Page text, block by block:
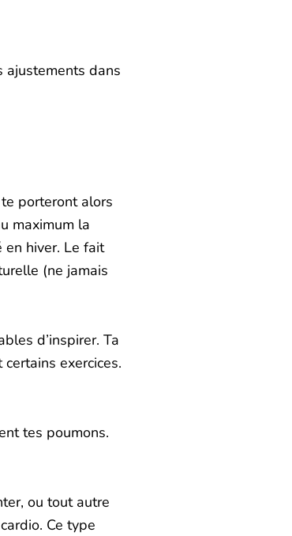
ajustements dans
porteront alors
maximum la
hiver. Le fait
(ne jamais
d’inspirer. Ta
exercices.
tes poumons.
ou tout autre
Ce type